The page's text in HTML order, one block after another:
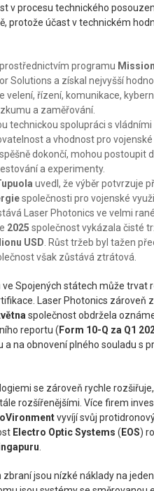
v procesu technického
protože účast v technickém
programu
Solutions a získal nejvyšší
velení, řízení, komunikace,
a zaměřování.
technickou spolupráci s
a vhodnost pro
dokončí, mohou postoupit
a experimenty.
uvedl, že výběr potvrzuje
společnosti pro vojenské
Laser Photonics ve velmi
2025 společnost vykázala čisté
USD. Růst tržeb byl tažen
však zůstává ztrátová.
Spojených státech může trvat
Laser Photonics zároveň
společnost obdržela
reportu ( Form 10-Q za Q1
a na obnovení plného souladu s
se zároveň rychle
rozšířenějšími. Více firem
vyvíjí svůj
Electro Optic Systems ( EOS)
.
zbraní jsou nízké náklady na